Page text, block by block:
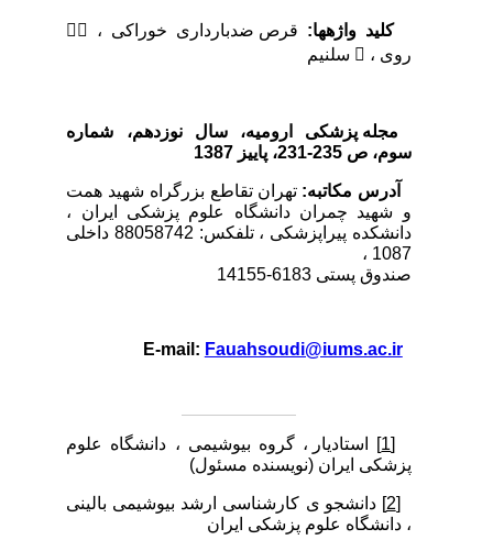
کلید واژه­ها:
قرص ضدبارداری خوراکی ، 
روی ،  سلنیم
مجله پزشکی ارومیه، سال نوزدهم، شماره‌
سوم، ص 235-231، پاییز 1387
آدرس مکاتبه:تهران تقاطع بزرگراه شهید همت
و شهید چمران دانشگاه علوم پزشکی ایران ،
دانشکده پیراپزشکی ، تلفکس: 88058742 داخلی
1087 ،
صندوق پستی 6183-14155
Fauahsoudi@iums.ac.ir
استادیار ، گروه بیوشیمی ، دانشگاه علوم
پزشکی ایران (نویسنده مسئول)
دانشجو ی کارشناسی ارشد بیوشیمی بالینی
، دانشگاه علوم پزشکی ایران